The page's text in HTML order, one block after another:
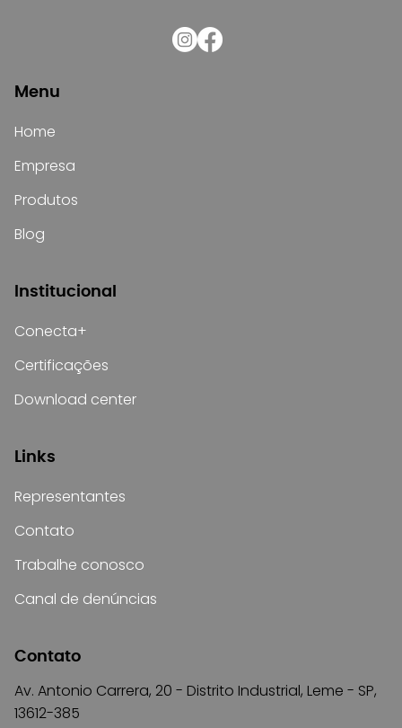
Menu
Home
Empresa
Produtos
Blog
Institucional
Conecta+
Certificações
Download center
Links
Representantes
Contato
Trabalhe conosco
Canal de denúncias
Contato
Av. Antonio Carrera, 20 - Distrito Industrial, Leme - SP,
13612-385